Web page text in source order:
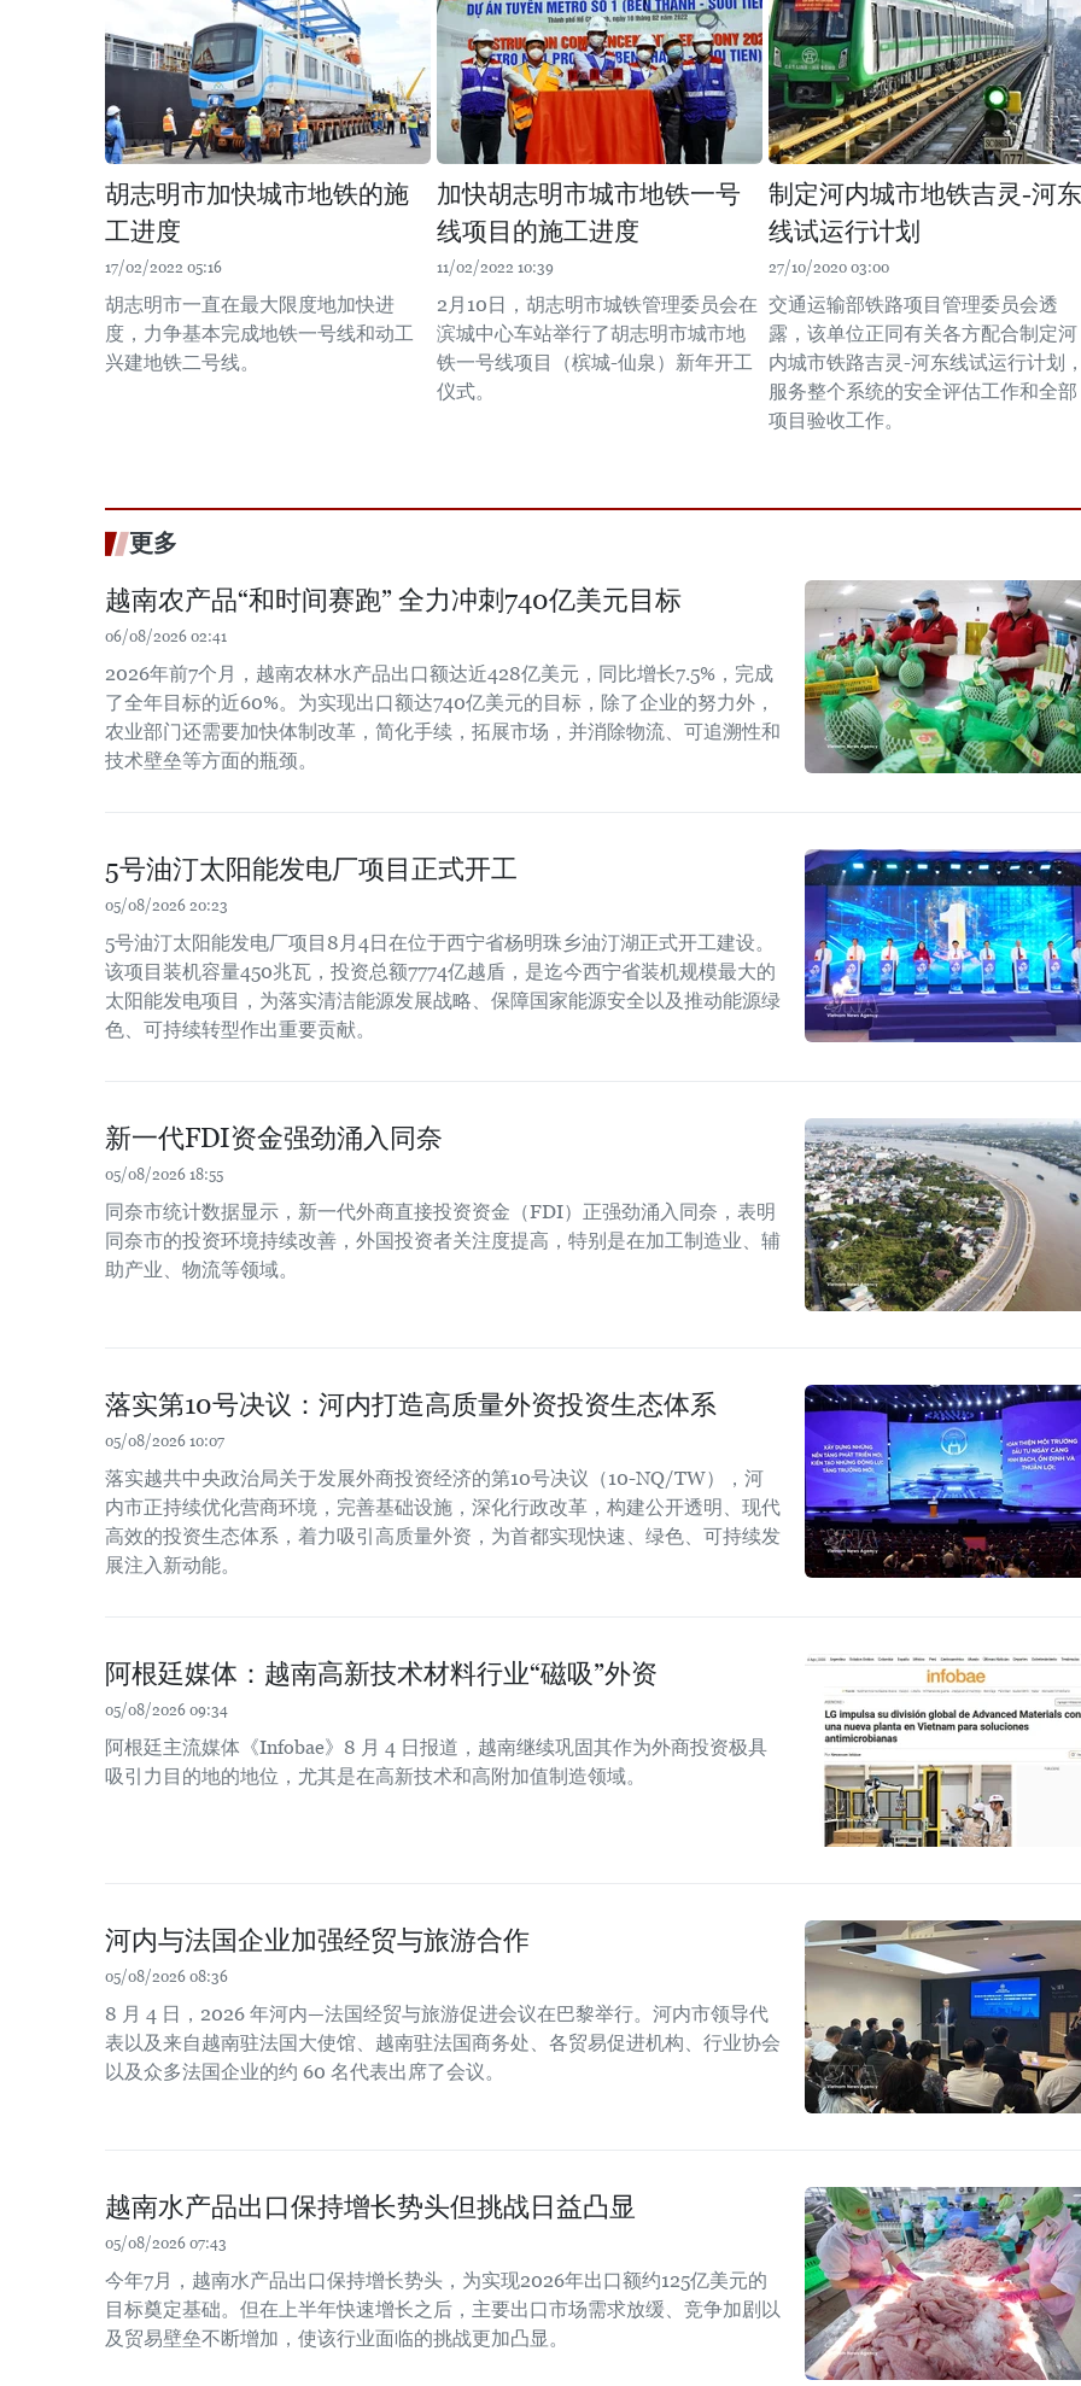
胡志明市加快城市地铁的施
工进度
17/02/2022 05:16
胡志明市一直在最大限度地加快进
度，力争基本完成地铁一号线和动工
兴建地铁二号线。
加快胡志明市城市地铁一号
线项目的施工进度
11/02/2022 10:39
2月10日，胡志明市城铁管理委员会在
滨城中心车站举行了胡志明市城市地
铁一号线项目（槟城-仙泉）新年开工
仪式。
制定河内城市地铁吉灵-河东
线试运行计划
27/10/2020 03:00
交通运输部铁路项目管理委员会透
露，该单位正同有关各方配合制定河
内城市铁路吉灵-河东线试运行计划
服务整个系统的安全评估工作和全部
项目验收工作。
更多
越南农产品“和时间赛跑” 全力冲刺740亿美元目标
06/08/2026 02:41
2026年前7个月，越南农林水产品出口额达近428亿美元，同比增长7.5%，完成
了全年目标的近60%。为实现出口额达740亿美元的目标，除了企业的努力外，
农业部门还需要加快体制改革，简化手续，拓展市场，并消除物流、可追溯性和
技术壁垒等方面的瓶颈。
5号油汀太阳能发电厂项目正式开工
05/08/2026 20:23
5号油汀太阳能发电厂项目8月4日在位于西宁省杨明珠乡油汀湖正式开工建设。
该项目装机容量450兆瓦，投资总额7774亿越盾，是迄今西宁省装机规模最大的
太阳能发电项目，为落实清洁能源发展战略、保障国家能源安全以及推动能源绿
色、可持续转型作出重要贡献。
新一代FDI资金强劲涌入同奈
05/08/2026 18:55
同奈市统计数据显示，新一代外商直接投资资金（FDI）正强劲涌入同奈，表明
同奈市的投资环境持续改善，外国投资者关注度提高，特别是在加工制造业、辅
助产业、物流等领域。
落实第10号决议：河内打造高质量外资投资生态体系
05/08/2026 10:07
落实越共中央政治局关于发展外商投资经济的第10号决议（10-NQ/TW），河
内市正持续优化营商环境，完善基础设施，深化行政改革，构建公开透明、现代
高效的投资生态体系，着力吸引高质量外资，为首都实现快速、绿色、可持续发
展注入新动能。
阿根廷媒体：越南高新技术材料行业“磁吸”外资
05/08/2026 09:34
阿根廷主流媒体《Infobae》8 月 4 日报道，越南继续巩固其作为外商投资极具
吸引力目的地的地位，尤其是在高新技术和高附加值制造领域。
河内与法国企业加强经贸与旅游合作
05/08/2026 08:36
8 月 4 日，2026 年河内—法国经贸与旅游促进会议在巴黎举行。河内市领导代
表以及来自越南驻法国大使馆、越南驻法国商务处、各贸易促进机构、行业协会
以及众多法国企业的约 60 名代表出席了会议。
越南水产品出口保持增长势头但挑战日益凸显
05/08/2026 07:43
今年7月，越南水产品出口保持增长势头，为实现2026年出口额约125亿美元的
目标奠定基础。但在上半年快速增长之后，主要出口市场需求放缓、竞争加剧以
及贸易壁垒不断增加，使该行业面临的挑战更加凸显。